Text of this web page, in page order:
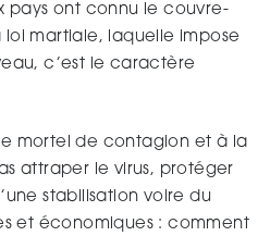
pays ont connu le couvre-
martiale, laquelle impose
c’est le caractère
mortel de contagion et à la
attraper le virus, protéger
stabilisation voire du
et économiques : comment